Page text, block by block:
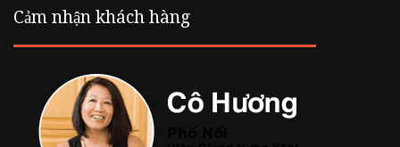
Cảm nhận khách hàng